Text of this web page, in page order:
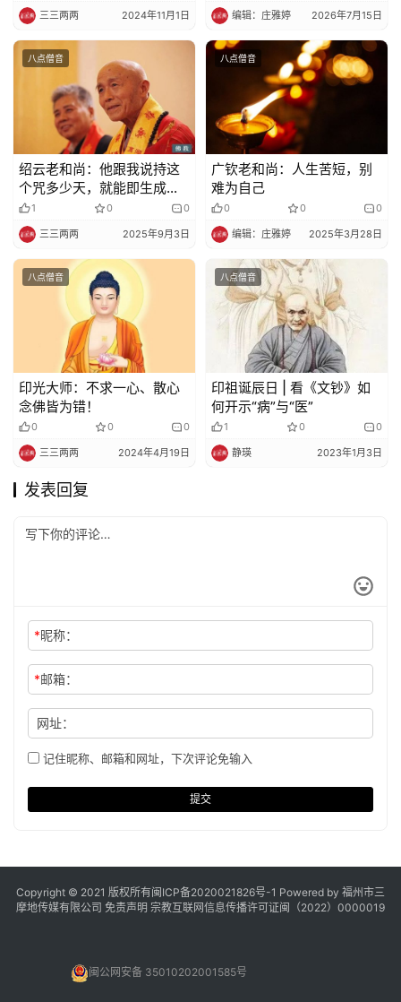
责
明
三三两两 2024年11月1日 编辑：庄雅婷 2026年7月15日
八点僧音
绍云老和尚：他跟我说持这
个咒多少天，就能即生成
佛。。。
1 0 0
三三两两 2025年9月3日
八点僧音
广钦老和尚：人生苦短，别
难为自己
0 0 0
编辑：庄雅婷 2025年3月28日
八点僧音
印光大师：不求一心、散心
念佛皆为错！
0 0 0
三三两两 2024年4月19日
八点僧音
印祖诞辰日 | 看《文钞》如
何开示“病”与“医”
1 0 0
静瑛 2023年1月3日
发表回复
*昵称：
*邮箱：
网址：
记住昵称、邮箱和网址，下次评论免输入
提交
Copyright © 2021 版权所有闽ICP备2020021826号-1 Powered by 福州市三
摩地传媒有限公司 免责声明 宗教互联网信息传播许可证闽（2022）0000019
闽公网安备 35010202001585号